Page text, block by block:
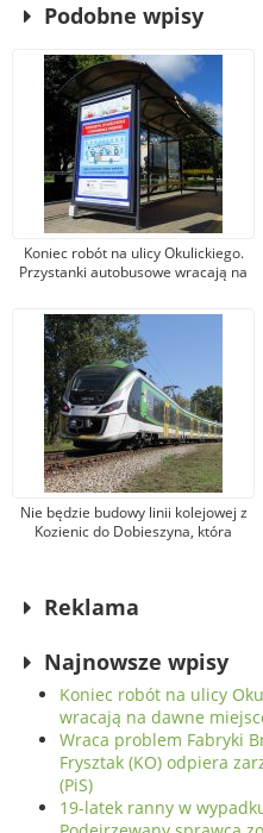
Podobne wpisy
Koniec robót na ulicy Okulickiego.
Przystanki autobusowe wracają na
Nie będzie budowy linii kolejowej z
Kozienic do Dobieszyna, która
Reklama
Najnowsze wpisy
Koniec robót na ulicy
wracają na dawne
Wraca problem Fabryki
Frysztak (KO) odpiera
(PiS)
19-latek ranny w